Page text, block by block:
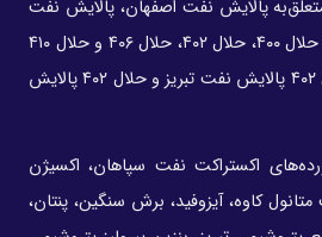
متعلق‌به پالایش نفت اصفهان، پالایش نفت
تبریز و پالایش نفت تهران، حلال ۴۰۰، حلال ۴۰۲، حلال ۴۰۶ و حلال ۴۱۰
پالایش نفت اصفهان، حلال ۴۰۲ پالایش نفت تبریز و حلال ۴۰۲ پالایش
اکستراکت نفت سپاهان، اکسیژن
کاوه، آیزوفید، برش سنگین، پنتان،